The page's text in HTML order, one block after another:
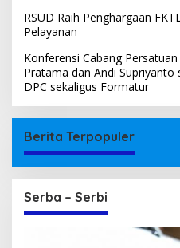
RSUD Raih Penghargaan
Pelayanan
Konferensi Cabang
Pratama dan Andi
DPC sekaligus Formatur
Berita Terpopuler
Serba – Serbi